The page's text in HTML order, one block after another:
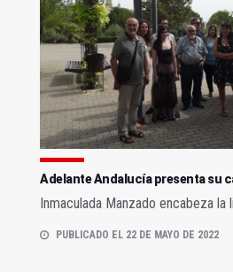
Adelante Andalucía presenta su
Inmaculada Manzado encabeza la
PUBLICADO EL 22 DE MAYO DE 2022